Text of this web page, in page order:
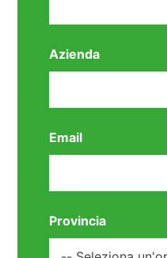
Azienda
Email
Provincia